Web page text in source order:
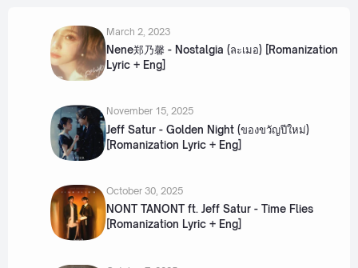
March 2, 2023
Nene郑乃馨 - Nostalgia (ละเมอ) [Romanization
Lyric + Eng]
November 15, 2025
Jeff Satur - Golden Night (ของขวัญปีใหม่)
[Romanization Lyric + Eng]
October 30, 2025
NONT TANONT ft. Jeff Satur - Time Flies
[Romanization Lyric + Eng]